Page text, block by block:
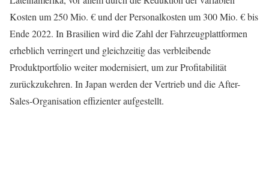
Kosten um 250 Mio. € und der Personalkosten um 300 Mio. € bis
Ende 2022. In Brasilien wird die Zahl der Fahrzeugplattformen
erheblich verringert und gleichzeitig das verbleibende
Produktportfolio weiter modernisiert, um zur Profitabilität
zurückzukehren. In Japan werden der Vertrieb und die After-
Sales-Organisation effizienter aufgestellt.